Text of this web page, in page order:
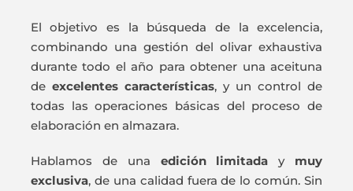
El objetivo es la búsqueda de la excelencia,
combinando una gestión del olivar exhaustiva
durante todo el año para obtener una aceituna
de excelentes características, y un control de
todas las operaciones básicas del proceso de
elaboración en almazara.
Hablamos de una edición limitada y muy
exclusiva, de una calidad fuera de lo común. Sin